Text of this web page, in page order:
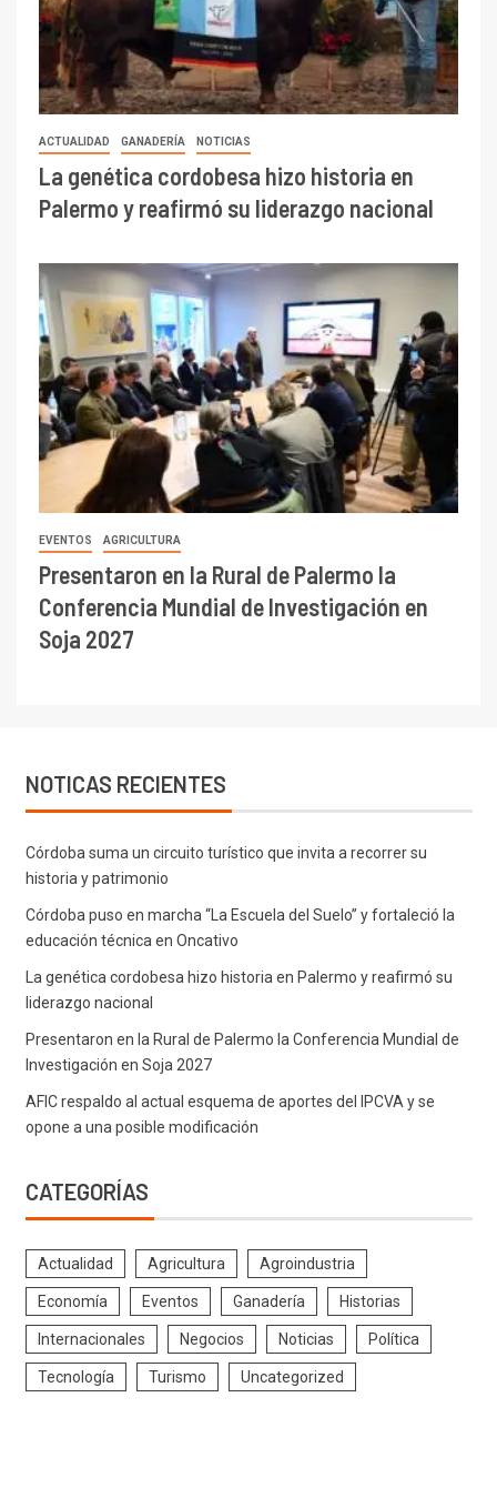
ACTUALIDAD GANADERÍA NOTICIAS
La genética cordobesa hizo historia en
Palermo y reafirmó su liderazgo nacional
EVENTOS AGRICULTURA
Presentaron en la Rural de Palermo la
Conferencia Mundial de Investigación en
Soja 2027
NOTICAS RECIENTES
Córdoba suma un circuito turístico que invita a recorrer su
historia y patrimonio
Córdoba puso en marcha “La Escuela del Suelo” y fortaleció la
educación técnica en Oncativo
La genética cordobesa hizo historia en Palermo y reafirmó su
liderazgo nacional
Presentaron en la Rural de Palermo la Conferencia Mundial de
Investigación en Soja 2027
AFIC respaldo al actual esquema de aportes del IPCVA y se
opone a una posible modificación
CATEGORÍAS
Actualidad Agricultura Agroindustria
Economía Eventos Ganadería Historias
Internacionales Negocios Noticias Política
Tecnología Turismo Uncategorized